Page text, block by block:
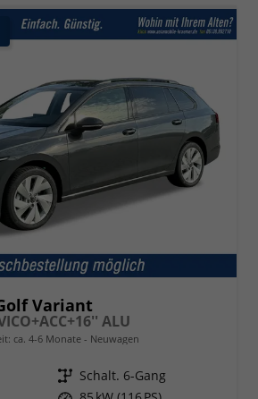
Variant
ALU
ca. 4-6 Monate Neuwagen
Getriebe Schalt. 6-Gang